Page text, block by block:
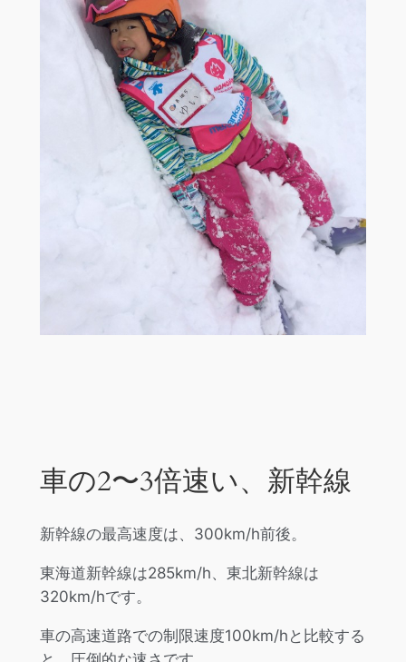
車の2〜3倍速い、新幹線
新幹線の最高速度は、300km/h前後。
東海道新幹線は285km/h、東北新幹線は
320km/hです。
車の高速道路での制限速度100km/hと比較する